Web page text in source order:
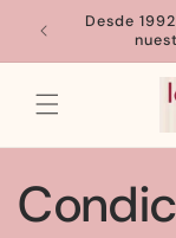
directamente
Desde